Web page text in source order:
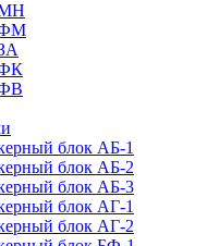
МН
ФМ
ФК
ФВ
блок АБ-1
блок АБ-2
блок АБ-3
блок АГ-1
блок АГ-2